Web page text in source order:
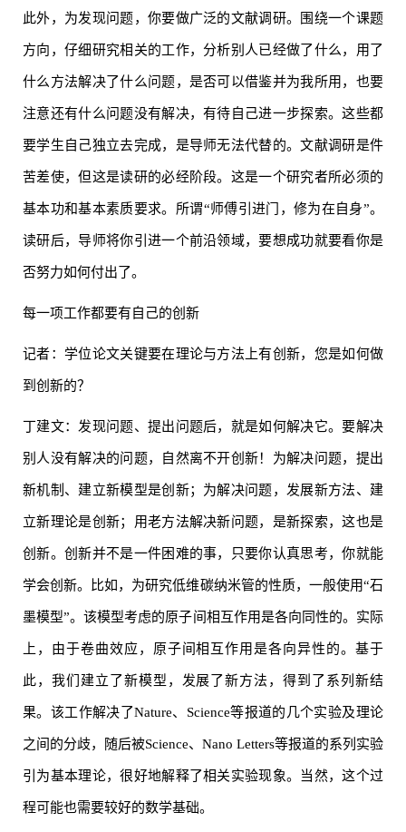
此外，为发现问题，你要做广泛的文献调研。围绕一个课题
方向，仔细研究相关的工作，分析别人已经做了什么，用了
什么方法解决了什么问题，是否可以借鉴并为我所用，也要
注意还有什么问题没有解决，有待自己进一步探索。这些都
要学生自己独立去完成，是导师无法代替的。文献调研是件
苦差使，但这是读研的必经阶段。这是一个研究者所必须的
基本功和基本素质要求。所谓“师傅引进门，修为在自身”。
读研后，导师将你引进一个前沿领域，要想成功就要看你是
否努力如何付出了。
每一项工作都要有自己的创新
记者：学位论文关键要在理论与方法上有创新，您是如何做
到创新的？
丁建文：发现问题、提出问题后，就是如何解决它。要解决
别人没有解决的问题，自然离不开创新！为解决问题，提出
新机制、建立新模型是创新；为解决问题，发展新方法、建
立新理论是创新；用老方法解决新问题，是新探索，这也是
创新。创新并不是一件困难的事，只要你认真思考，你就能
学会创新。比如，为研究低维碳纳米管的性质，一般使用“石
墨模型”。该模型考虑的原子间相互作用是各向同性的。实际
上，由于卷曲效应，原子间相互作用是各向异性的。基于
此，我们建立了新模型，发展了新方法，得到了系列新结
果。该工作解决了Nature、Science等报道的几个实验及理论
之间的分歧，随后被Science、Nano Letters等报道的系列实验
引为基本理论，很好地解释了相关实验现象。当然，这个过
程可能也需要较好的数学基础。